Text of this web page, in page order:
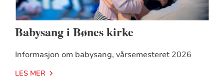
Babysang i Bønes kirke
Informasjon om babysang, vårsemesteret 2026
LES MER